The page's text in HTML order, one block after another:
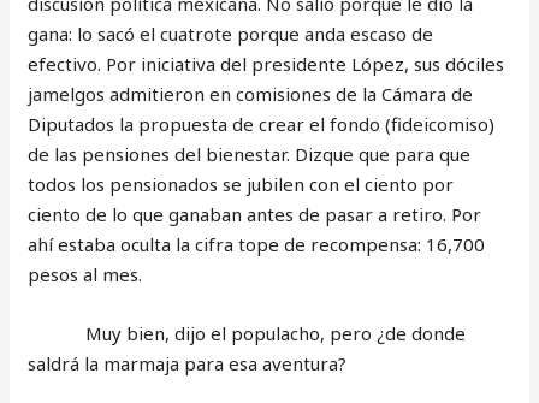
gana: lo sacó el cuatrote porque anda escaso de
efectivo. Por iniciativa del presidente López, sus dóciles
jamelgos admitieron en comisiones de la Cámara de
Diputados la propuesta de crear el fondo (fideicomiso)
de las pensiones del bienestar. Dizque que para que
todos los pensionados se jubilen con el ciento por
ciento de lo que ganaban antes de pasar a retiro. Por
ahí estaba oculta la cifra tope de recompensa: 16,700
pesos al mes.
Muy bien, dijo el populacho, pero ¿de donde
saldrá la marmaja para esa aventura?